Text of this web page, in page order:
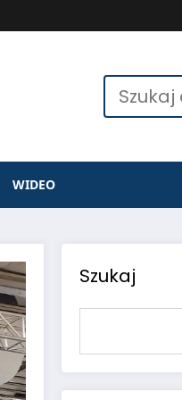
WIDEO
Szukaj